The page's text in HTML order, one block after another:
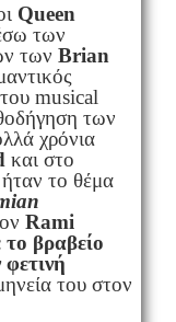
Queen
των
των Brian
musical
των
χρόνια
και στο
ήταν το θέμα
Rami
βραβείο
του στον